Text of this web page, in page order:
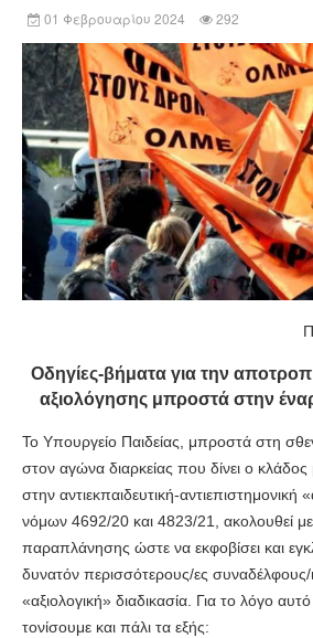
01 Φεβρουαρίου 2024 292
Οδηγίες-βήματα για την
αξιολόγησης μπροστά στην
Το Υπουργείο Παιδείας, μπροστά στη
στον αγώνα διαρκείας που δίνει ο κλάδος
στην αντιεκπαιδευτική-αντιεπιστημονική
νόμων 4692/20 και 4823/21, ακολουθεί
παραπλάνησης ώστε να εκφοβίσει και
δυνατόν περισσότερους/ες συναδέλφους/
«αξιολογική» διαδικασία. Για το λόγο
τονίσουμε και πάλι τα εξής: